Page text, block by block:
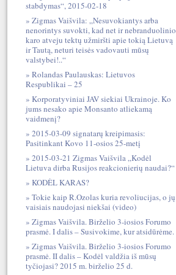
stabdymas“, 2015-02-18
Zigmas Vaišvila: „Nesuvokiantys arba
nenorintys suvokti, kad net ir nebranduolinio
karo atveju tektų užmiršti apie tokią Lietuvą
ir Tautą, neturi teisės vadovauti mūsų
valstybei!..“
Rolandas Paulauskas: Lietuvos
Respublikai – 25
Korporatyviniai JAV siekiai Ukrainoje. Ko
jums nesako apie Monsanto atliekamą
vaidmenį?
2015-03-09 signatarų kreipimasis:
Pasitinkant Kovo 11-osios 25-metį
2015-03-21 Zigmas Vaišvila „Kodėl
Lietuva dirba Rusijos reakcionierių naudai?“
KODĖL KARAS?
Tokie kaip R.Ozolas kuria revoliucijas, o jų
vaisiais naudojasi niekšai (video)
Zigmas Vaišvila. Birželio 3-iosios Forumo
prasmė. I dalis – Susivokime, kur atsidūrėme.
Zigmas Vaišvila. Birželio 3-iosios Forumo
prasmė. II dalis – Kodėl valdžia iš mūsų
tyčiojasi? 2015 m. birželio 25 d.